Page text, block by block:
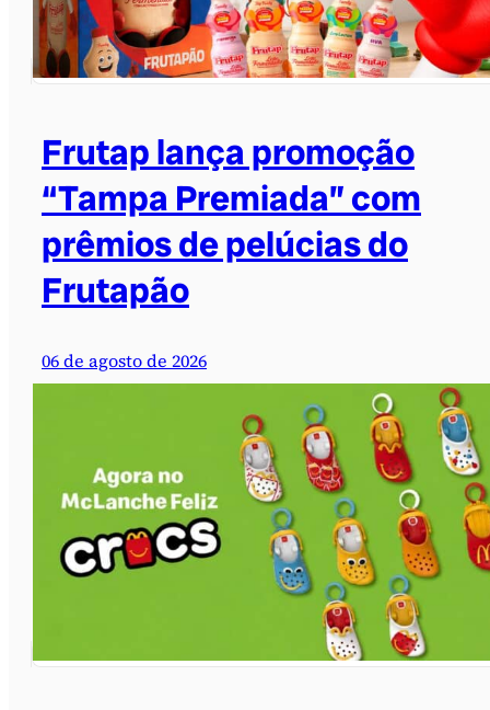
Frutap lança promoção
“Tampa Premiada” com
prêmios de pelúcias do
Frutapão
06 de agosto de 2026